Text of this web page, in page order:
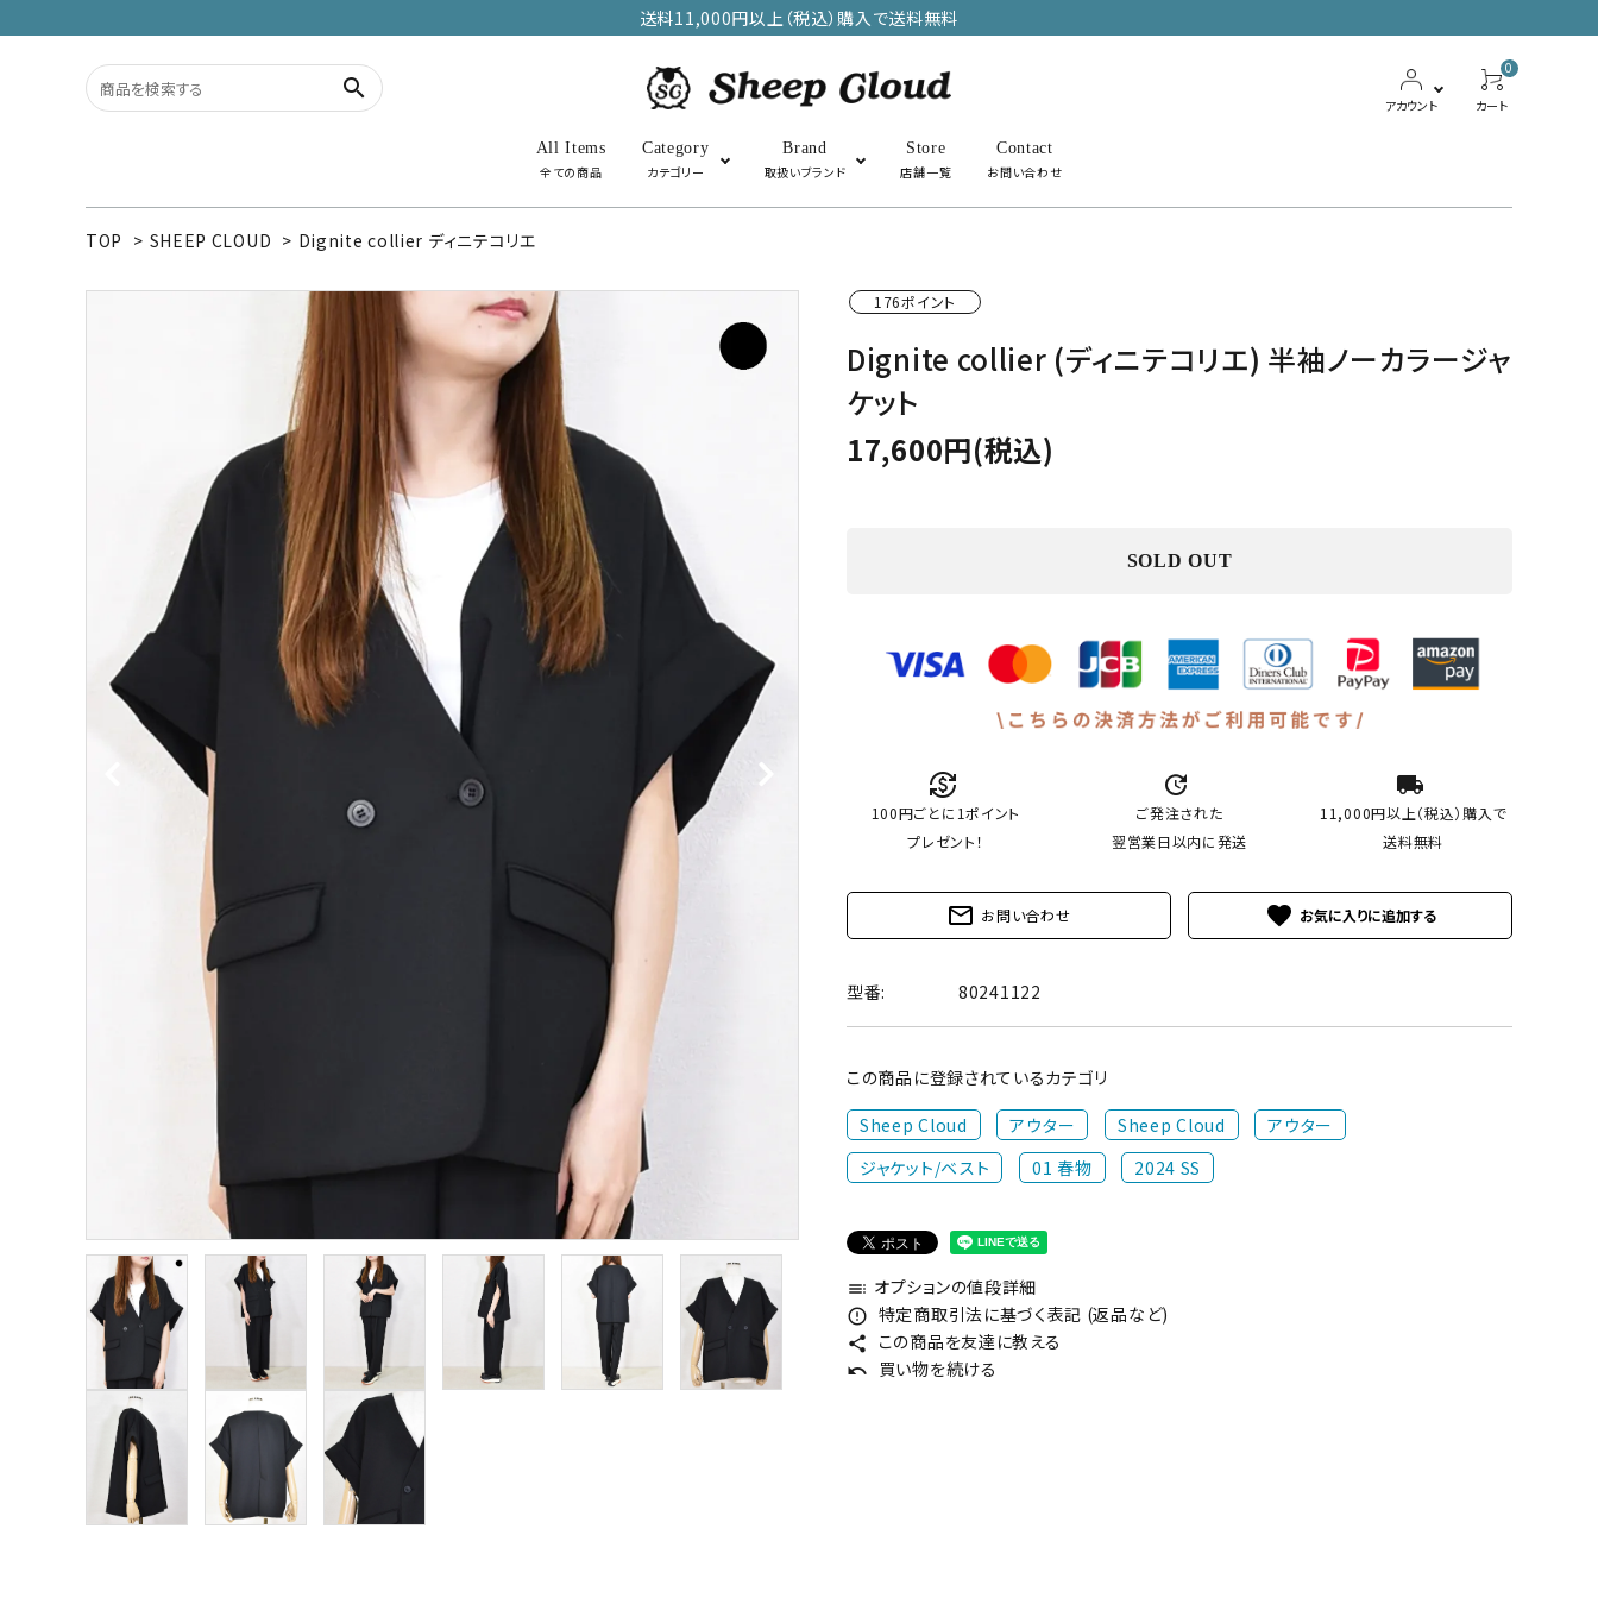
送料11,000円以上（税込）購入で送料無料
search
アカウント
0
カート
All Items
全ての商品
Category
カテゴリー
SALE
Brand
取扱いブランド
Store
店舗一覧
Contact
お問い合わせ
ACCOUNT MENU
新規会員登録
search
TOP > SHEEP CLOUD > Dignite collier ディニテコリエ
176ポイント
Dignite collier (ディニテコリエ) 半袖ノーカラージャ
ケット
17,600円(税込)
SOLD OUT
currency_exchange
100円ごとに1ポイント
プレゼント！
update
ご発注された
翌営業日以内に発送
local_shipping
11,000円以上（税込） 購入で
送料無料
mail_outline お問い合わせ favorite
型番: 80241122
この商品に登録されているカテゴリ
Sheep Cloud
アウター Sheep Cloud
アウター
ジャケット/ベスト
01 春物 2024 SS
toc オプションの値段詳細
error_outline 特定商取引法に基づく表記 (返品など)
share この商品を友達に教える
undo 買い物を続ける